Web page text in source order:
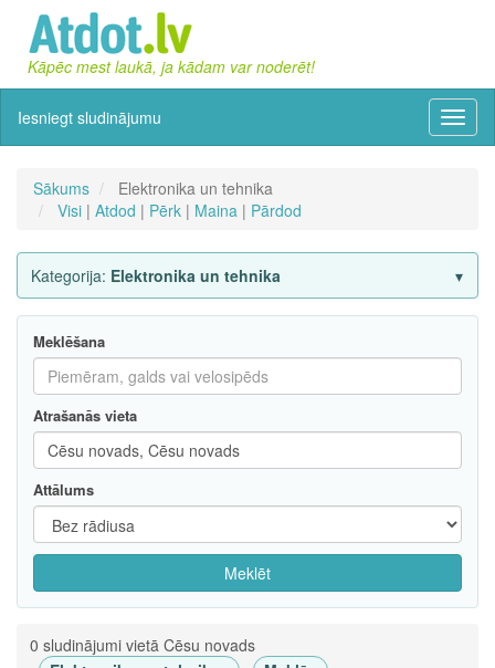
Kāpēc mest laukā, ja kādam var noderēt!
Iesniegt sludinājumu
Sākums
Elektronika un tehnika
Visi | Atdod | Pērk | Maina | Pārdod
Kategorija: Elektronika un tehnika
Meklēšana
Atrašanās vieta
Attālums
Meklēt
0 sludinājumi vietā Cēsu novads